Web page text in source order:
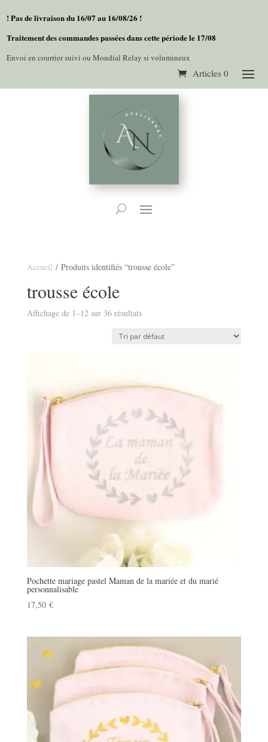
! Pas de livraison du 16/07 au 16/08/26 !
Traitement des commandes passées dans cette période le 17/08
Envoi en courrier suivi ou Mondial Relay si volumineux
Articles 0
Accueil / Produits identifiés “trousse école”
trousse école
Affichage de 1–12 sur 36 résultats
Pochette mariage pastel Maman de la mariée et du marié
personnalisable
17,50 €